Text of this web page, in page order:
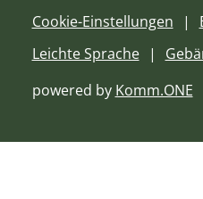
Cookie-Einstellungen
Leichte Sprache
powered by Komm.ONE